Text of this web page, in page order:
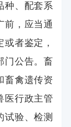
、配套系
前，应当通
者鉴定，
门公告。畜
畜禽遗传资
医行政主管
试验、检测